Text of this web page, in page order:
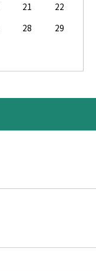
21
22
28
29